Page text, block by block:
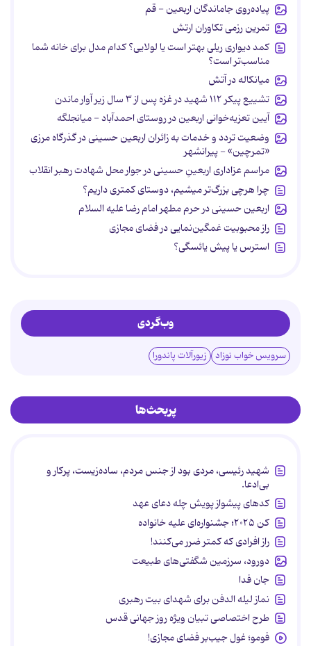
پیاده‌روی جاماندگان اربعین - قم
تمرین رزمی تکاوران ارتش
کمد دیواری ریلی بهتر است یا لولایی؟ کدام مدل برای خانه شما
مناسب‌تر است؟
میانکاله در آتش
تشییع پیکر ۱۱۲ شهید در غزه پس از ۳ سال زیر آوار ماندن
آیین تعزیه‌خوانی اربعین در روستای احمدآباد - میانجلگه
وضعیت تردد و خدمات به زائران اربعین حسینی در گذرگاه مرزی
«تمرچین» - پیرانشهر
مراسم عزاداری اربعینِ حسینی در جوار محل شهادت رهبر انقلاب
چرا هرچی بزرگ‌تر میشیم، دوستای کمتری داریم؟
اربعین حسینی در حرم مطهر امام رضا علیه السلام
راز محبوبیت غمگین‌نمایی در فضای مجازی
استرس یا پیش یائسگی؟
وب‌گردی
سرویس خواب نوزاد زیورآلات پاندورا
پربحث‌ها
شهید رئیسی، مردی بود از جنس مردم، ساده‌زیست، پرکار و
بی‌ادعا.
کدهای پیشواز پویش چله دعای عهد
کن ۲۰۲۵؛ جشنواره‌ای علیه خانواده
راز افرادی که کمتر ضرر می‌کنند!
دورود، سرزمین شگفتی‌های طبیعت
جان فدا
نماز لیله الدفن برای شهدای بیت رهبری
طرح اختصاصی تبیان ویژه روز جهانی قدس
فومو؛ غول جیب‌بر فضای مجازی!